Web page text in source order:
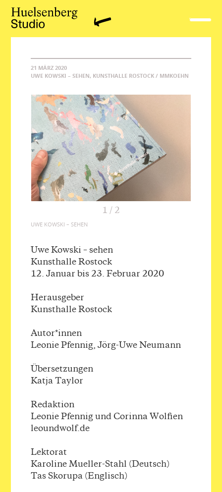
21 MÄRZ 2020
UWE KOWSKI – SEHEN, KUNSTHALLE ROSTOCK / MMKOEHN
1 / 2
UWE KOWSKI – SEHEN
Uwe Kowski – sehen
Kunsthalle Rostock
12. Januar bis 23. Februar 2020
Herausgeber
Kunsthalle Rostock
Autor*innen
Leonie Pfennig, Jörg-Uwe Neumann
Übersetzungen
Katja Taylor
Redaktion
Leonie Pfennig und Corinna Wolfien
leoundwolf.de
Lektorat
Karoline Mueller-Stahl (Deutsch)
Tas Skorupa (Englisch)